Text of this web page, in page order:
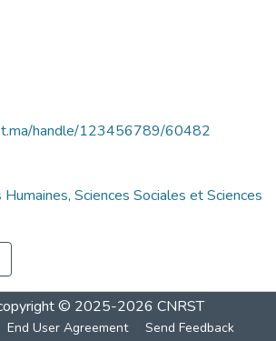
handle/123456789/60482
Sciences Sociales et Sciences
© 2025-2026 CNRST
End User Agreement Send Feedback